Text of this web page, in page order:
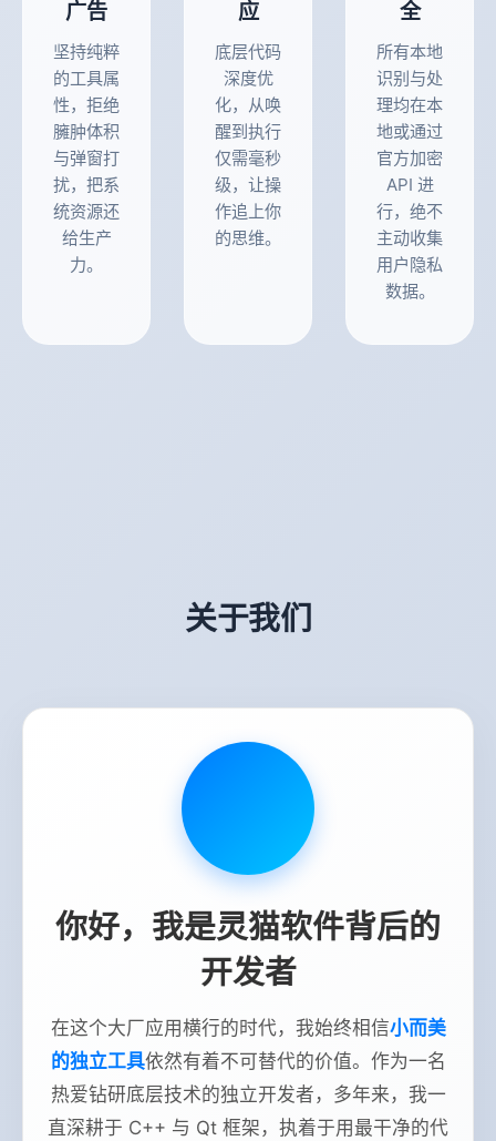
广告
坚持纯粹
的工具属
性，拒绝
臃肿体积
与弹窗打
扰，把系
统资源还
给生产
力。
应
底层代码
深度优
化，从唤
醒到执行
仅需毫秒
级，让操
作追上你
的思维。
全
所有本地
识别与处
理均在本
地或通过
官方加密
API 进
行，绝不
主动收集
用户隐私
数据。
关于我们
你好，我是灵猫软件背后的
开发者
在这个大厂应用横行的时代，我始终相信小而美
的独立工具依然有着不可替代的价值。作为一名
热爱钻研底层技术的独立开发者，多年来，我一
直深耕于 C++ 与 Qt 框架，执着于用最干净的代